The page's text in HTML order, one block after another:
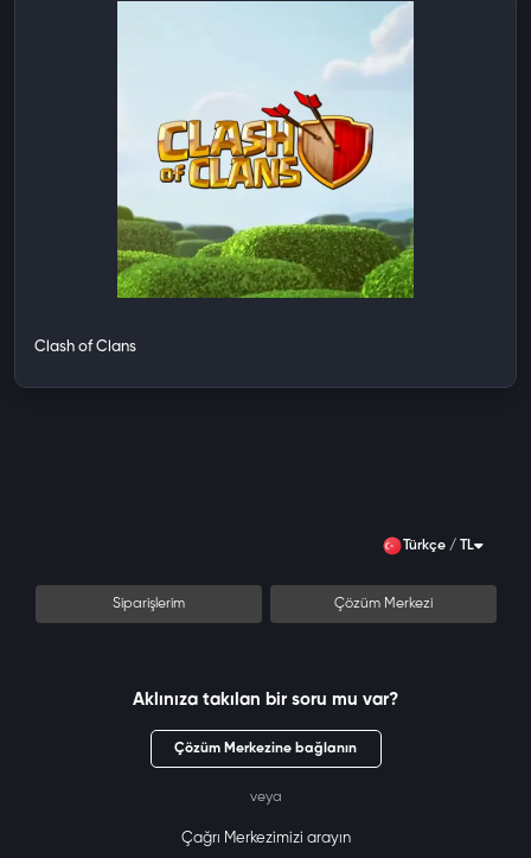
Clash of Clans
Türkçe / TL
Siparişlerim Çözüm Merkezi
Aklınıza takılan bir soru mu var?
Çözüm Merkezine bağlanın
veya
Çağrı Merkezimizi arayın